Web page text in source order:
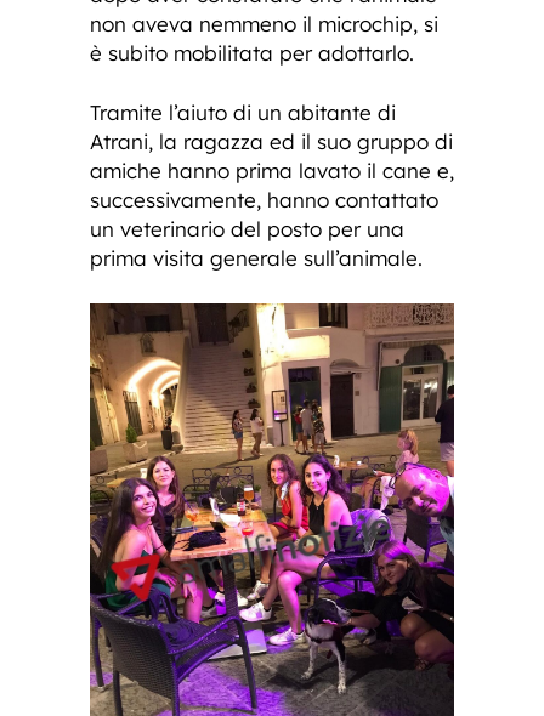
non aveva nemmeno il microchip, si
è subito mobilitata per adottarlo.
Tramite l’aiuto di un abitante di
Atrani, la ragazza ed il suo gruppo di
amiche hanno prima lavato il cane e,
successivamente, hanno contattato
un veterinario del posto per una
prima visita generale sull’animale.